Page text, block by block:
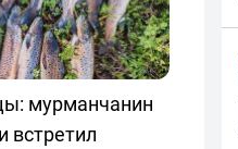
мурманчанин
встретил